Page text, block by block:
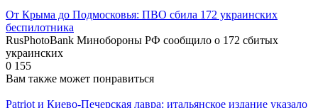
От Крыма до Подмосковья: ПВО сбила 172 украинских
беспилотника
RusPhotoBank Минобороны РФ сообщило о 172 сбитых
украинских
0 155
Вам также может понравиться
Patriot и Киево-Печерская лавра: итальянское издание указало